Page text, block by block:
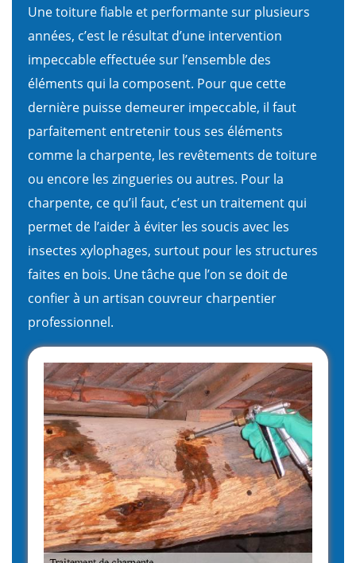
Une toiture fiable et performante sur plusieurs
années, c’est le résultat d’une intervention
impeccable effectuée sur l’ensemble des
éléments qui la composent. Pour que cette
dernière puisse demeurer impeccable, il faut
parfaitement entretenir tous ses éléments
comme la charpente, les revêtements de toiture
ou encore les zingueries ou autres. Pour la
charpente, ce qu’il faut, c’est un traitement qui
permet de l’aider à éviter les soucis avec les
insectes xylophages, surtout pour les structures
faites en bois. Une tâche que l’on se doit de
confier à un artisan couvreur charpentier
professionnel.